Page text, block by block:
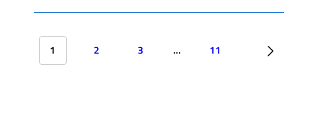
1 2 3 … 11